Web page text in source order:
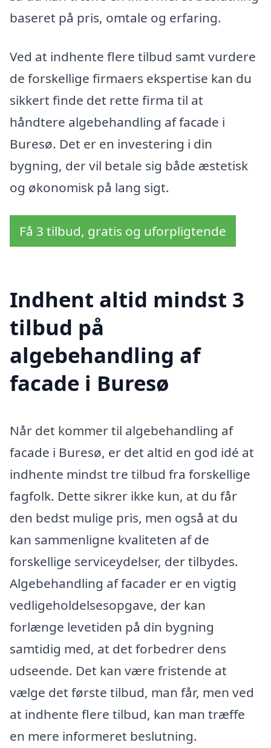
baseret på pris, omtale og erfaring.
Ved at indhente flere tilbud samt vurdere
de forskellige firmaers ekspertise kan du
sikkert finde det rette firma til at
håndtere algebehandling af facade i
Buresø. Det er en investering i din
bygning, der vil betale sig både æstetisk
og økonomisk på lang sigt.
Få 3 tilbud, gratis og uforpligtende
Indhent altid mindst 3
tilbud på
algebehandling af
facade i Buresø
Når det kommer til algebehandling af
facade i Buresø, er det altid en god idé at
indhente mindst tre tilbud fra forskellige
fagfolk. Dette sikrer ikke kun, at du får
den bedst mulige pris, men også at du
kan sammenligne kvaliteten af de
forskellige serviceydelser, der tilbydes.
Algebehandling af facader er en vigtig
vedligeholdelsesopgave, der kan
forlænge levetiden på din bygning
samtidig med, at det forbedrer dens
udseende. Det kan være fristende at
vælge det første tilbud, man får, men ved
at indhente flere tilbud, kan man træffe
en mere informeret beslutning.